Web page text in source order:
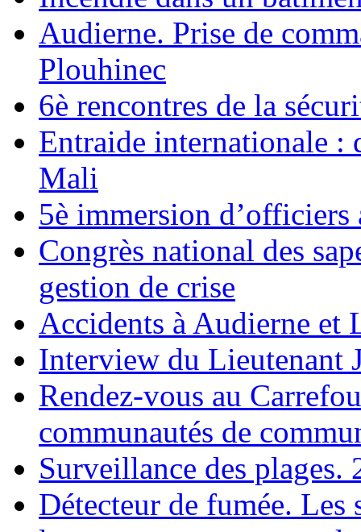
Audierne. Prise de
Plouhinec
6è rencontres de la
Entraide internationale :
Mali
5è immersion d’officiers
Congrès national des
gestion de crise
Accidents à Audierne et
Interview du Lieutenant
Rendez-vous au
communautés de
Surveillance des
Détecteur de fumée.